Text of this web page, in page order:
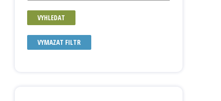
VYHLEDAT
VYMAZAT FILTR